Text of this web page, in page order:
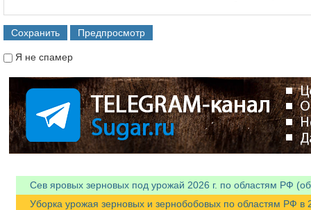
Я не спамер
Сев яровых зерновых под урожай 2026 г. по областям РФ
Уборка урожая зерновых и зернобобовых по областям РФ в